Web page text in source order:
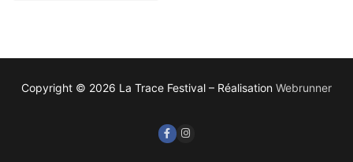
Copyright © 2026 La Trace Festival – Réalisation Webrunner